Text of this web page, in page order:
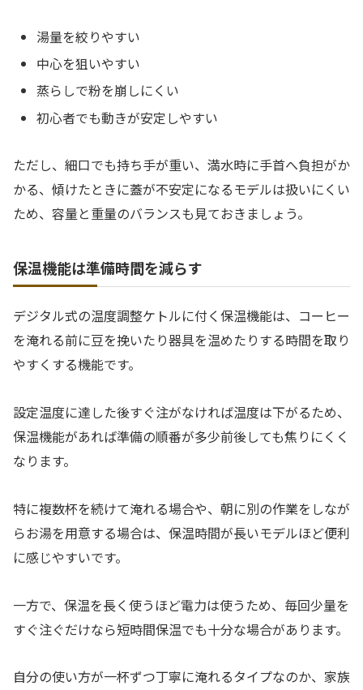
湯量を絞りやすい
中心を狙いやすい
蒸らしで粉を崩しにくい
初心者でも動きが安定しやすい
ただし、細口でも持ち手が重い、満水時に手首へ負担がか
かる、傾けたときに蓋が不安定になるモデルは扱いにくい
ため、容量と重量のバランスも見ておきましょう。
保温機能は準備時間を減らす
デジタル式の温度調整ケトルに付く保温機能は、コーヒー
を淹れる前に豆を挽いたり器具を温めたりする時間を取り
やすくする機能です。
設定温度に達した後すぐ注がなければ温度は下がるため、
保温機能があれば準備の順番が多少前後しても焦りにくく
なります。
特に複数杯を続けて淹れる場合や、朝に別の作業をしなが
らお湯を用意する場合は、保温時間が長いモデルほど便利
に感じやすいです。
一方で、保温を長く使うほど電力は使うため、毎回少量を
すぐ注ぐだけなら短時間保温でも十分な場合があります。
自分の使い方が一杯ずつ丁寧に淹れるタイプなのか、家族